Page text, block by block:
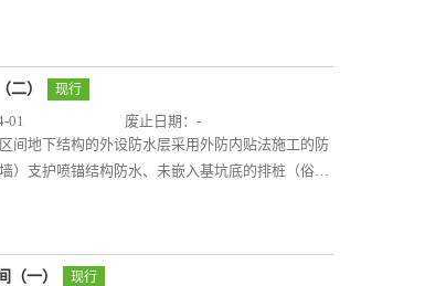
活动支座和多向活动支座的安装图、支座性能及
和多向活动支座的安装图、支座性能及安装尺寸
的选用与安装的国家建筑标准设计图集，采用图、
类、适用条件、选型性能和安装图及尺寸，可供
这一新技术、新产品在城市轨道交通工程中的正
二） 现行
01
废止日期：-
间地下结构的外设防水层采用外防内贴法施工的防
）支护喷锚结构防水、未嵌入基坑底的排桩（俗称
结构防水以及部分细部节点构造做法。 主要内容
铁常用防水材料的施工工艺、特殊工法和特殊部
基坑底的排桩结构、叠合墙结构防水做法通用图及
可供设计人员和施工人员参考使用。
一） 现行